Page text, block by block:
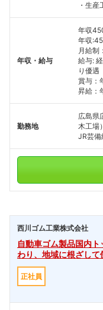
・生
年収・給与
年収
年収
月給制
給与:
り優遇
賞与：
昇給：
勤務地
広島県
木工場）
JR芸備
西川ゴム工業株式会社
自動車ゴム製品国内
わり、地域に根ざして
正社員